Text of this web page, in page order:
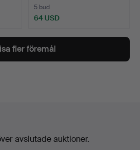
5 bud
64 USD
fler föremål
avslutade auktioner.